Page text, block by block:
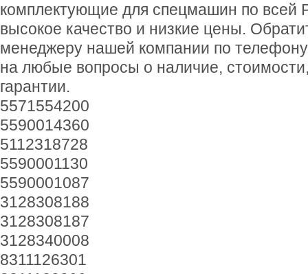
комплектующие для спецмашин по всей
высокое качество и низкие цены.
менеджеру нашей компании по
на любые вопросы о наличие,
гарантии.
5571554200
5590014360
5112318728
5590001130
5590001087
3128308188
3128308187
3128340008
8311126301